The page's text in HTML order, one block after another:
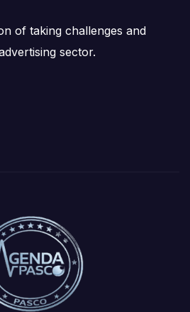
of taking challenges and
sector.